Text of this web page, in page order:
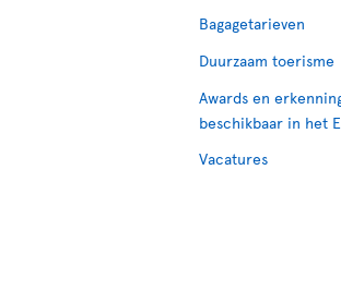
Bagagetarieven
Duurzaam toerisme
Awards en
beschikbaar in het
Vacatures